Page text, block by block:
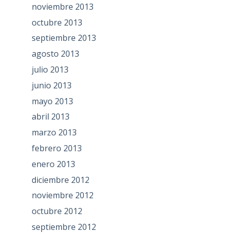
noviembre 2013
octubre 2013
septiembre 2013
agosto 2013
julio 2013
junio 2013
mayo 2013
abril 2013
marzo 2013
febrero 2013
enero 2013
diciembre 2012
noviembre 2012
octubre 2012
septiembre 2012